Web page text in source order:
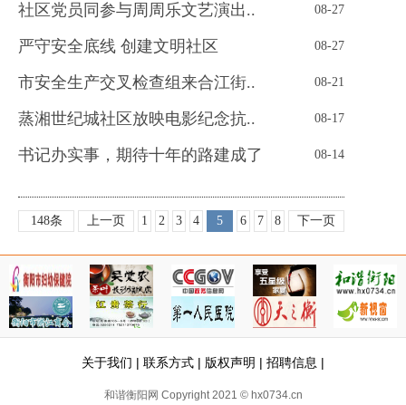
社区党员同参与周周乐文艺演出.. 08-27
严守安全底线 创建文明社区 08-27
市安全生产交叉检查组来合江街.. 08-21
蒸湘世纪城社区放映电影纪念抗.. 08-17
书记办实事，期待十年的路建成了 08-14
148条 上一页 1 2 3 4 5 6 7 8 下一页
关于我们 | 联系方式 | 版权声明 | 招聘信息 |
和谐衡阳网 Copyright 2021 © hx0734.cn